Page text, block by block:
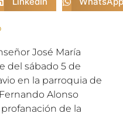
José María
del sábado 5 de
en la parroquia de
Alonso
de la